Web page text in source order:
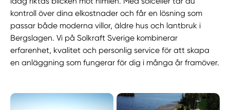
kontroll över dina elkostnader och får en lösning som
passar både moderna villor, äldre hus och lantbruk i
Bergslagen. Vi på Solkraft Sverige kombinerar
erfarenhet, kvalitet och personlig service för att skapa
en anläggning som fungerar för dig i många år framöver.